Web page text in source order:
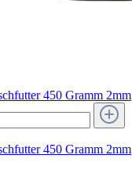
450 Gramm 2mm
450 Gramm 2mm